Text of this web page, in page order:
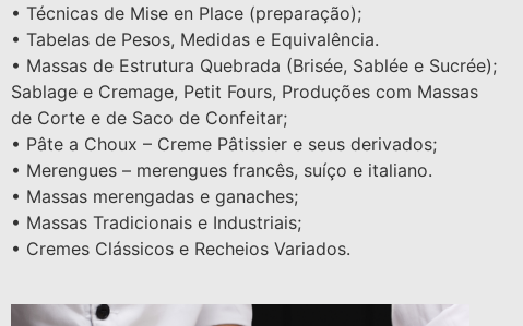
• Técnicas de Mise en Place (preparação);
• Tabelas de Pesos, Medidas e Equivalência.
• Massas de Estrutura Quebrada (Brisée, Sablée e Sucrée);
Sablage e Cremage, Petit Fours, Produções com Massas
de Corte e de Saco de Confeitar;
• Pâte a Choux – Creme Pâtissier e seus derivados;
• Merengues – merengues francês, suíço e italiano.
• Massas merengadas e ganaches;
• Massas Tradicionais e Industriais;
• Cremes Clássicos e Recheios Variados.